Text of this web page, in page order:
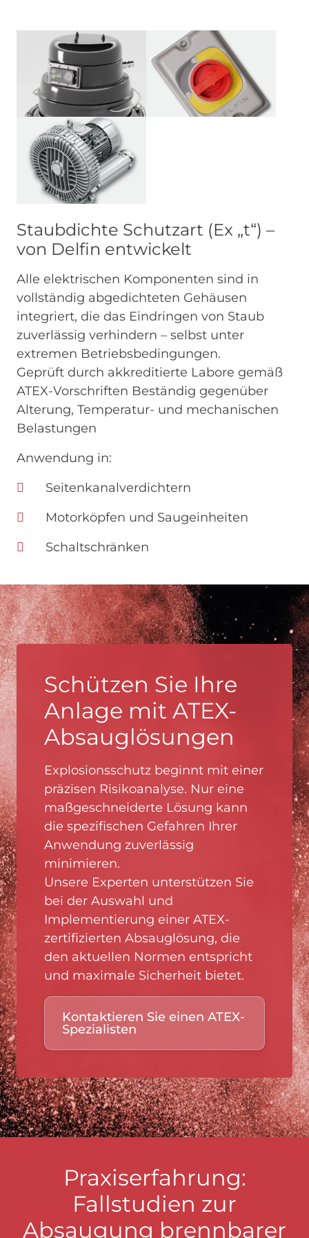
Image Image
Image
Staubdichte Schutzart (Ex „t“) –
von Delfin entwickelt
Alle elektrischen Komponenten sind in
vollständig abgedichteten Gehäusen
integriert, die das Eindringen von Staub
zuverlässig verhindern – selbst unter
extremen Betriebsbedingungen.
Geprüft durch akkreditierte Labore gemäß
ATEX-Vorschriften Beständig gegenüber
Alterung, Temperatur- und mechanischen
Belastungen
Anwendung in:
Seitenkanalverdichtern
Motorköpfen und Saugeinheiten
Schaltschränken
Schützen Sie Ihre
Anlage mit ATEX-
Absauglösungen
Explosionsschutz beginnt mit einer
präzisen Risikoanalyse. Nur eine
maßgeschneiderte Lösung kann
die spezifischen Gefahren Ihrer
Anwendung zuverlässig
minimieren.
Unsere Experten unterstützen Sie
bei der Auswahl und
Implementierung einer ATEX-
zertifizierten Absauglösung, die
den aktuellen Normen entspricht
und maximale Sicherheit bietet.
Kontaktieren Sie einen ATEX-
Spezialisten
Praxiserfahrung:
Fallstudien zur
Absaugung brennbarer